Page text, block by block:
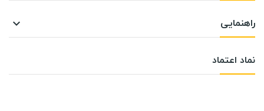
راهنمایی 
نماد اعتماد